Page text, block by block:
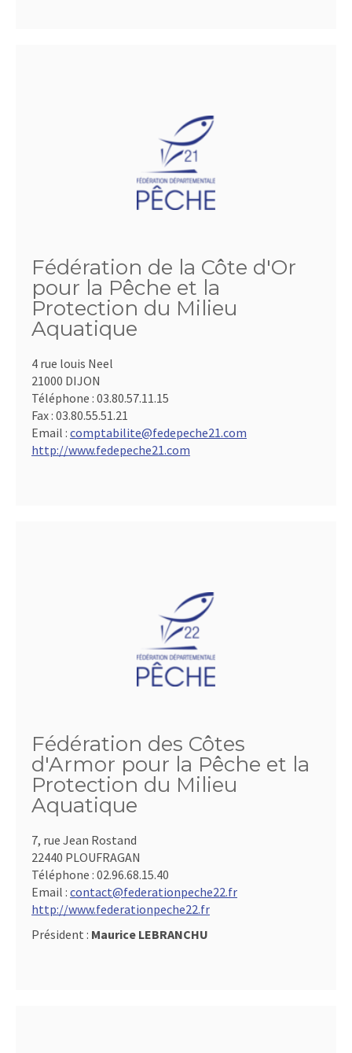
Fédération de la Côte d'Or
pour la Pêche et la
Protection du Milieu
Aquatique
4 rue louis Neel
21000 DIJON
Téléphone : 03.80.57.11.15
Fax : 03.80.55.51.21
Email : comptabilite@fedepeche21.com
http://www.fedepeche21.com
Fédération des Côtes
d'Armor pour la Pêche et la
Protection du Milieu
Aquatique
7, rue Jean Rostand
22440 PLOUFRAGAN
Téléphone : 02.96.68.15.40
Email : contact@federationpeche22.fr
http://www.federationpeche22.fr
Président : Maurice LEBRANCHU